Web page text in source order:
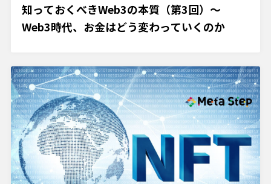
知っておくべきWeb3の本質（第3回）～
Web3時代、お金はどう変わっていくのか